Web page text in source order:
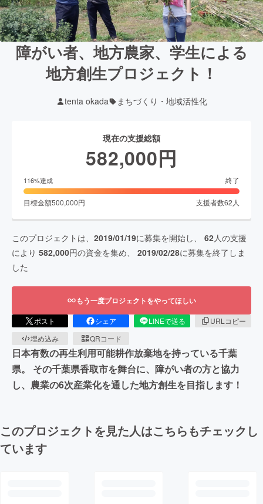
障がい者、地方農家、学生による
地方創生プロジェクト！
tenta okada まちづくり・地域活性化
現在の支援総額
582,000円
116%達成 終了
目標金額500,000円 支援者数62 人
このプロジェクトは、 2019/01/19に募集を開始し、 62人の支援
により 582,000円の資金を集め、 2019/02/28に募集を終了しま
した
もう一度プロジェクトをやってほしい
ポスト シェア LINEで送る
URLコピー
埋め込み
QRコード
日本有数の再生利用可能耕作放棄地を持っている千葉
県。 その千葉県香取市を舞台に、障がい者の方と協力
し、農業の6次産業化を通した地方創生を目指します！
このプロジェクトを見た人はこちらもチェックし
ています